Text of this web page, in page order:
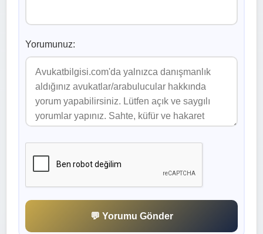
Yorumunuz:
💬 Yorumu Gönder